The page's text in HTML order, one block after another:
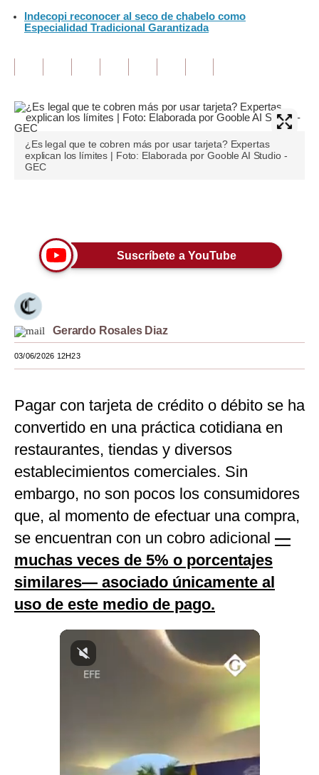
Opinión
Blogs
Lujo
Estilos
EEUU
México
Tecnología
Club del Suscriptor
Mix
G de Gestión
Notas Contratadas
Podcast
Gestión TV
Indecopi reconocer al seco de chabelo como
Especialidad Tradicional Garantizada
¿Es legal que te cobren más por usar tarjeta? Expertas
explican los límites | Foto: Elaborada por Gooble AI Studio -
GEC
Suscríbete a YouTube
Gerardo Rosales Diaz
03/06/2026 12H23
Pagar con tarjeta de crédito o débito se ha
convertido en una práctica cotidiana en
restaurantes, tiendas y diversos
establecimientos comerciales. Sin
embargo, no son pocos los consumidores
que, al momento de efectuar una compra,
se encuentran con un cobro adicional —
muchas veces de 5% o porcentajes
similares— asociado únicamente al
uso de este medio de pago.